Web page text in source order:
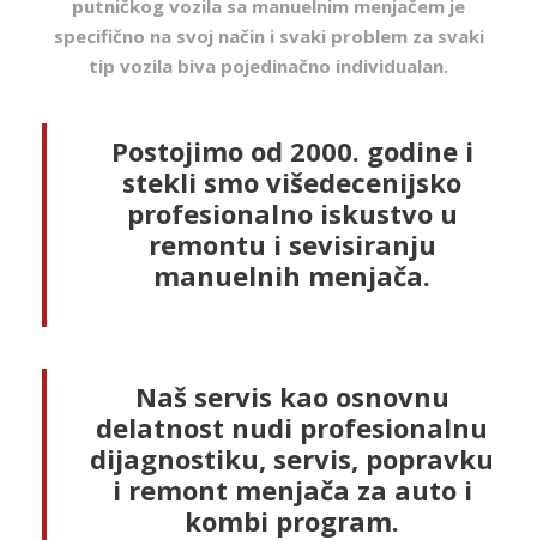
putničkog vozila sa manuelnim menjačem je
specifično na svoj način i svaki problem za svaki
tip vozila biva pojedinačno individualan.
Postojimo od 2000. godine i
stekli smo višedecenijsko
profesionalno iskustvo u
remontu i sevisiranju
manuelnih menjača.
Naš servis kao osnovnu
delatnost nudi profesionalnu
dijagnostiku, servis, popravku
i remont menjača za auto i
kombi program.